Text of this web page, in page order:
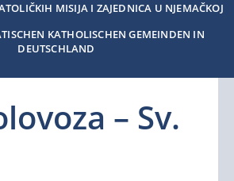
MISIJA I ZAJEDNICA U NJEMAČKOJ
KATHOLISCHEN GEMEINDEN IN
DEUTSCHLAND
– Sv.